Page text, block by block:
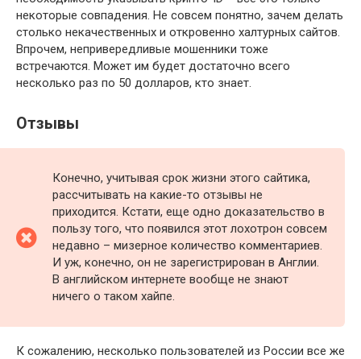
некоторые совпадения. Не совсем понятно, зачем делать
столько некачественных и откровенно халтурных сайтов.
Впрочем, непривередливые мошенники тоже
встречаются. Может им будет достаточно всего
несколько раз по 50 долларов, кто знает.
Отзывы
Конечно, учитывая срок жизни этого сайтика,
рассчитывать на какие-то отзывы не
приходится. Кстати, еще одно доказательство в
пользу того, что появился этот лохотрон совсем
недавно – мизерное количество комментариев.
И уж, конечно, он не зарегистрирован в Англии.
В английском интернете вообще не знают
ничего о таком хайпе.
К сожалению, несколько пользователей из России все же